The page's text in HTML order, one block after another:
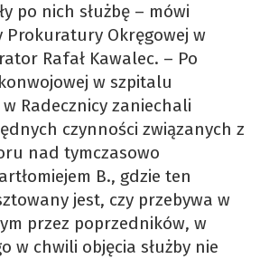
po nich służbę – mówi
Prokuratury Okręgowej w
Rafał Kawalec. – Po
w szpitalu
Radecznicy zaniechali
czynności związanych z
nad tymczasowo
B., gdzie ten
jest, czy przebywa w
przez poprzedników, w
w chwili objęcia służby nie